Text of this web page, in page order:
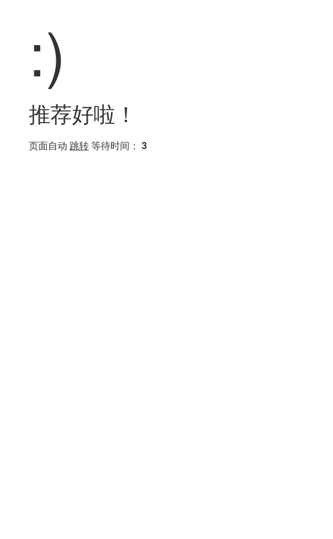
:)
推荐好啦！
页面自动 跳转等待时间： 3